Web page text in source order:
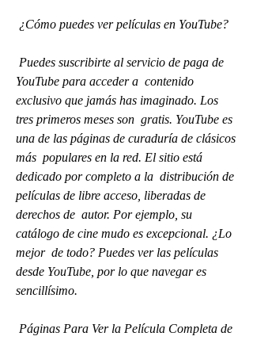
¿Cómo puedes ver películas en YouTube?
YouTube para acceder a  contenido
exclusivo que jamás has imaginado. Los
tres primeros meses son  gratis. YouTube es
una de las páginas de curaduría de clásicos
más  populares en la red. El sitio está
dedicado por completo a la  distribución de
películas de libre acceso, liberadas de
derechos de  autor. Por ejemplo, su
catálogo de cine mudo es excepcional. ¿Lo
mejor  de todo? Puedes ver las películas
desde YouTube, por lo que navegar es
sencillísimo.